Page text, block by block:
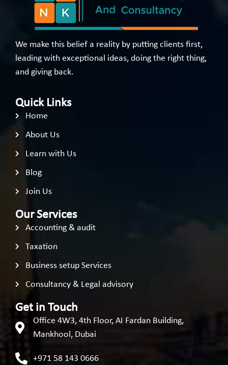
We make this belief a reality by putting clients first,
leading with exceptional ideas, doing the right thing,
and giving back.
Quick Links
Home
About Us
Learn with Us
Blog
Join Us
Our Services
Accounting & audit
Taxation
Business setup Services
Consultancy & Legal advisory
Get in Touch
Office 4W3, 4th Floor, AI Fardan Building,
Mankhool, Dubai
+971 58 143 0666